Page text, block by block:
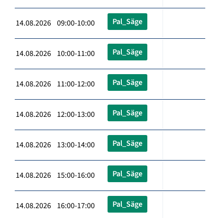
14.08.2026 09:00-10:00 Pal_Säge
14.08.2026 10:00-11:00 Pal_Säge
14.08.2026 11:00-12:00 Pal_Säge
14.08.2026 12:00-13:00 Pal_Säge
14.08.2026 13:00-14:00 Pal_Säge
14.08.2026 15:00-16:00 Pal_Säge
14.08.2026 16:00-17:00 Pal_Säge